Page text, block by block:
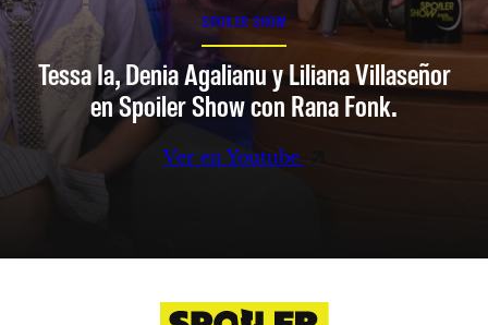
SPOILER SHOW
Tessa Ia, Denia Agalianu y Liliana Villaseñor
en Spoiler Show con Rana Fonk.
Ver en Youtube